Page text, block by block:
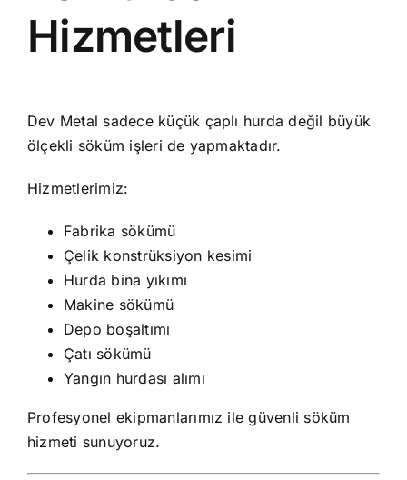
Hizmetleri
Dev Metal sadece küçük çaplı hurda değil büyük
ölçekli söküm işleri de yapmaktadır.
Hizmetlerimiz:
Fabrika sökümü
Çelik konstrüksiyon kesimi
Hurda bina yıkımı
Makine sökümü
Depo boşaltımı
Çatı sökümü
Yangın hurdası alımı
Profesyonel ekipmanlarımız ile güvenli söküm
hizmeti sunuyoruz.